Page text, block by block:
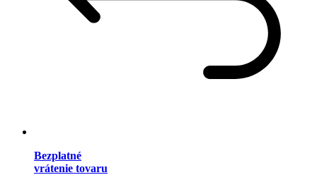
Bezplatné
vrátenie tovaru